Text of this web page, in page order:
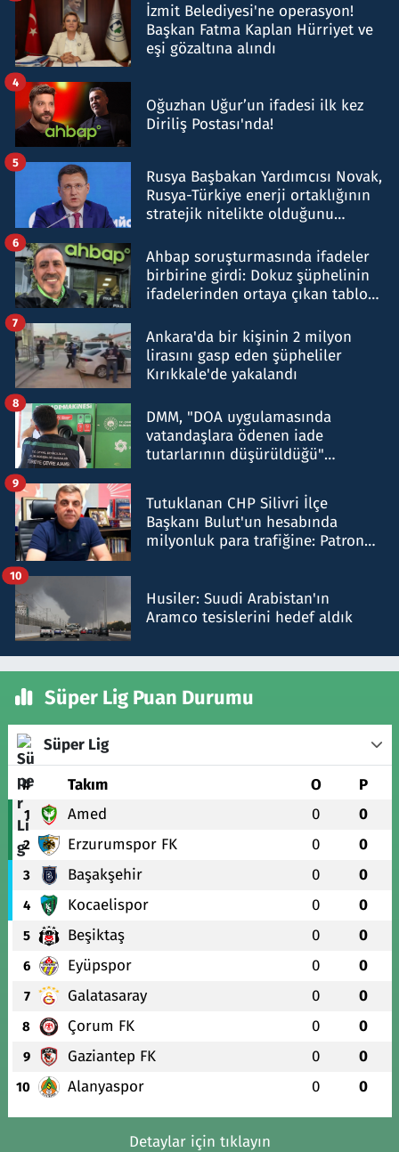
İzmit Belediyesi'ne operasyon!
Başkan Fatma Kaplan Hürriyet ve
eşi gözaltına alındı
Oğuzhan Uğur’un ifadesi ilk kez
Diriliş Postası'nda!
4
Rusya Başbakan Yardımcısı Novak,
Rusya-Türkiye enerji ortaklığının
stratejik nitelikte olduğunu
5
Ahbap soruşturmasında ifadeler
birbirine girdi: Dokuz şüphelinin
ifadelerinden ortaya çıkan tablo
6
Ankara'da bir kişinin 2 milyon
lirasını gasp eden şüpheliler
Kırıkkale'de yakalandı
7
DMM, "DOA uygulamasında
vatandaşlara ödenen iade
tutarlarının düşürüldüğü"
8
Tutuklanan CHP Silivri İlçe
Başkanı Bulut'un hesabında
milyonluk para trafiğine: Patron
9
Husiler: Suudi Arabistan'ın
Aramco tesislerini hedef aldık
10
Süper Lig Puan Durumu
Süper Lig
# Takım O P
1 Amed 0 0
2 Erzurumspor FK 0 0
3 Başakşehir 0 0
4 Kocaelispor 0 0
5 Beşiktaş 0 0
6 Eyüpspor 0 0
7 Galatasaray 0 0
8 Çorum FK 0 0
9 Gaziantep FK 0 0
10 Alanyaspor 0 0
Detaylar için tıklayın